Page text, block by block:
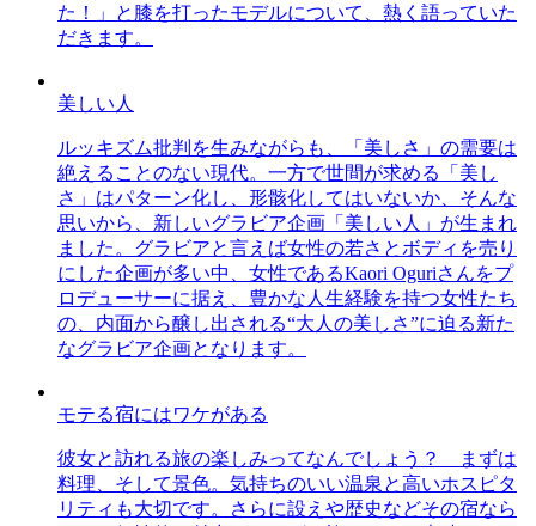
た！」と膝を打ったモデルについて、熱く語っていた
だきます。
美しい人
ルッキズム批判を生みながらも、「美しさ」の需要は
絶えることのない現代。一方で世間が求める「美し
さ」はパターン化し、形骸化してはいないか、そんな
思いから、新しいグラビア企画「美しい人」が生まれ
ました。グラビアと言えば女性の若さとボディを売り
にした企画が多い中、女性であるKaori Oguriさんをプ
ロデューサーに据え、豊かな人生経験を持つ女性たち
の、内面から醸し出される“大人の美しさ”に迫る新た
なグラビア企画となります。
モテる宿にはワケがある
彼女と訪れる旅の楽しみってなんでしょう？ まずは
料理、そして景色。気持ちのいい温泉と高いホスピタ
リティも大切です。さらに設えや歴史などその宿なら